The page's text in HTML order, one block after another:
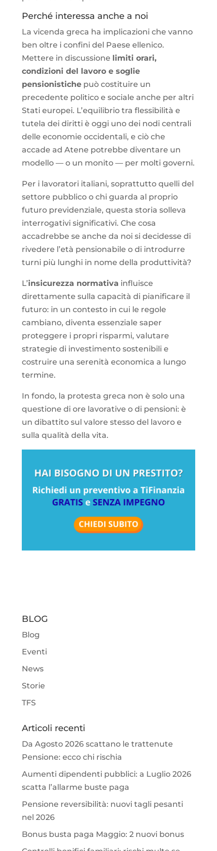
Perché interessa anche a noi
La vicenda greca ha implicazioni che vanno
ben oltre i confini del Paese ellenico.
Mettere in discussione limiti orari,
condizioni del lavoro e soglie
pensionistichepuò costituire un
precedente politico e sociale anche per altri
Stati europei. L’equilibrio tra flessibilità e
tutela dei diritti è oggi uno dei nodi centrali
delle economie occidentali, e ciò che
accade ad Atene potrebbe diventare un
modello — o un monito — per molti governi.
Per i lavoratori italiani, soprattutto quelli del
settore pubblico o chi guarda al proprio
futuro previdenziale, questa storia solleva
interrogativi significativi. Che cosa
accadrebbe se anche da noi si decidesse di
rivedere l’età pensionabile o di introdurre
turni più lunghi in nome della produttività?
L’insicurezza normativa influisce
direttamente sulla capacità di pianificare il
futuro: in un contesto in cui le regole
cambiano, diventa essenziale saper
proteggere i propri risparmi, valutare
strategie di investimento sostenibili e
costruire una serenità economica a lungo
termine.
In fondo, la protesta greca non è solo una
questione di ore lavorative o di pensioni: è
un dibattito sul valore stesso del lavoro e
sulla qualità della vita.
BLOG
Blog
Eventi
News
Storie
TFS
Articoli recenti
Da Agosto 2026 scattano le trattenute
Pensione: ecco chi rischia
Aumenti dipendenti pubblici: a Luglio 2026
scatta l’allarme buste paga
Pensione reversibilità: nuovi tagli pesanti
nel 2026
Bonus busta paga Maggio: 2 nuovi bonus